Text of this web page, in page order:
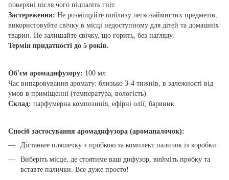
поверхні після чого підпаліть гніт.
Застереження: Не розміщуйте поблизу легкозаймистих предметів,
використовуйте свічку в місці недоступному для дітей та домашніх
тварин. Не залишайте свічку, що горить, без нагляду.
Термін придатності до 5 років.
Об'єм аромадифузору: 100 мл
Час випаровування аромату: близько 3-4 тижнів, в залежності від
умов в приміщенні (температура, вологість).
Склад: парфумерна композиція, ефірні олії, барвник.
Спосіб застосування аромадифузора (аромапалочок):
Дістаньте пляшечку з пробкою та комплект паличок із коробки.
Виберіть місце, де стоятиме ваш дифузор, вийміть пробку та
вставте палички. Все дуже просто!